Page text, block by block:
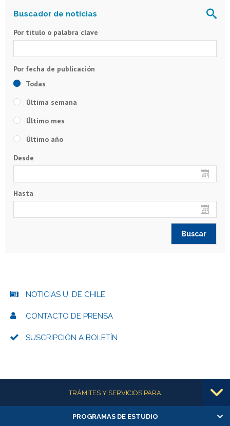
Por título o palabra clave
Todas
Última semana
Último mes
Último año
Desde
Hasta
NOTICIAS U. DE CHILE
CONTACTO DE PRENSA
SUSCRIPCIÓN A BOLETÍN
Más informaciónTRÁMITES Y SERVICIOS PARA
Alumnas/os y exalumnas/os
PROGRAMAS DE ESTUDIO